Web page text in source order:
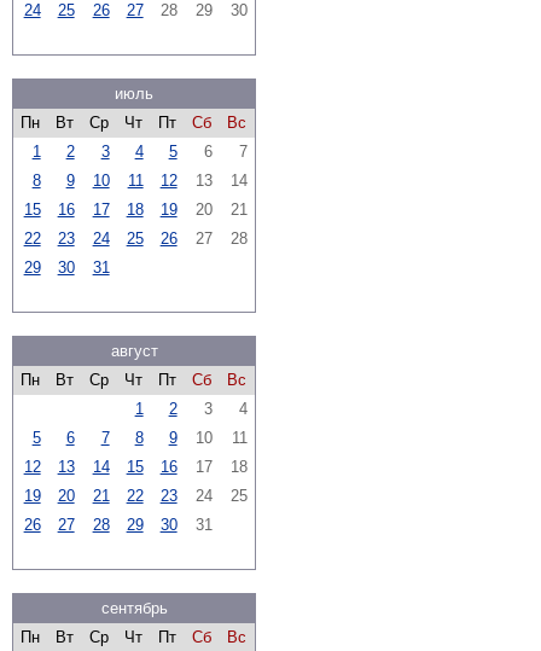
24
25 26 27 28 29 30
июль
Пн
Вт Ср Чт Пт Сб
Вс
1
2 3 4 5 6
7
8
9 10 11 12 13
14
15
16 17 18 19 20
21
22
23 24 25 26 27
28
29
30 31
август
Пн
Вт Ср Чт Пт Сб
Вс
1
2 3
4
5
6 7 8 9 10
11
12
13 14 15 16 17
18
19
20 21 22 23 24
25
26
27 28 29 30 31
сентябрь
Пн
Вт Ср Чт Пт Сб
Вс